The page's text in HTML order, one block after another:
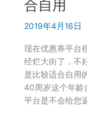
边
维
码
空
白
个
是
的？
好
几
个
高
合自用
2019年4月16日
现在优惠券平台
经烂大街了，不
是比较适合自用
40周岁这个年龄
平台是不会给您